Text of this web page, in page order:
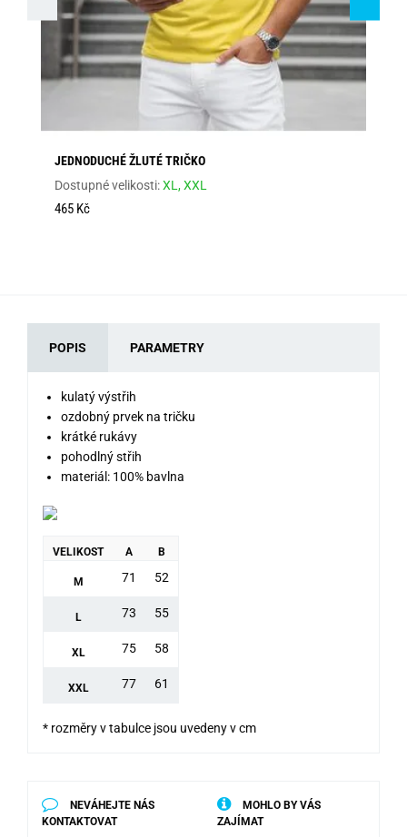
JEDNODUCHÉ ŽLUTÉ TRIČKO
Dostupné velikosti:XL,XXL
465 Kč
POPIS PARAMETRY
kulatý výstřih
ozdobný prvek na tričku
krátké rukávy
pohodlný střih
materiál: 100% bavlna
VELIKOST A B
M 71 52
L 73 55
XL 75 58
XXL 77 61
* rozměry v tabulce jsou uvedeny v cm
NEVÁHEJTE NÁS
KONTAKTOVAT
MOHLO BY VÁS
ZAJÍMAT